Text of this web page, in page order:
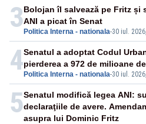
3 Politica Interna - nationala-30 iul.
Bolojan îl salvează pe Fritz și
ANI a picat în Senat
4 Politica Interna - nationala-30 iul.
Senatul a adoptat Codul
pierderea a 972 de milioane
5Senatul modifică legea ANI:
declaraţiile de avere.
asupra lui Dominic Fritz